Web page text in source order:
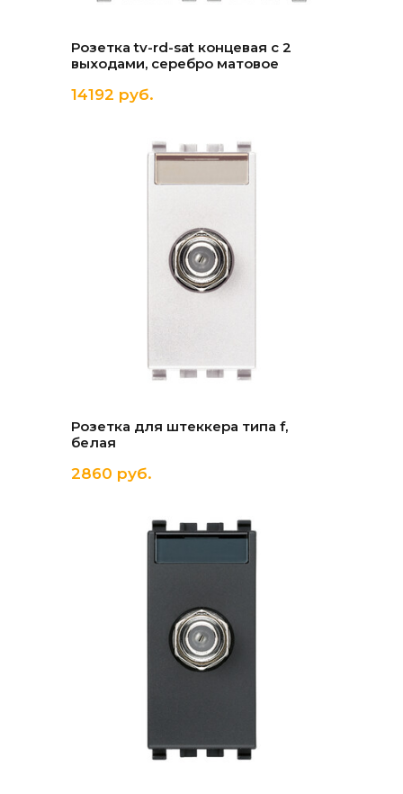
Розетка tv-rd-sat концевая с 2
выходами, серебро матовое
14192 руб.
Розетка для штеккера типа f,
белая
2860 руб.